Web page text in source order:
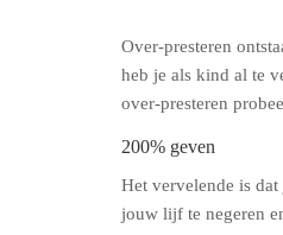
Over-presteren
heb je als kind al te
over-presteren
200% geven
Het vervelende is
jouw lijf te negeren